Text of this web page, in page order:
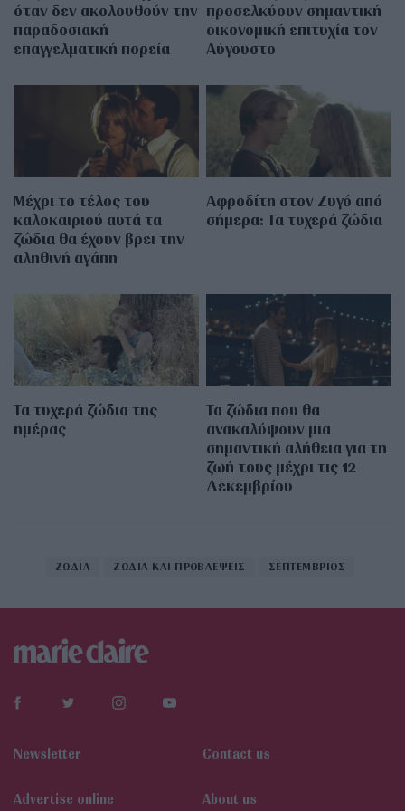
όταν δεν ακολουθούν την
παραδοσιακή
επαγγελματική πορεία
προσελκύουν σημαντική
οικονομική επιτυχία τον
Αύγουστο
Μέχρι το τέλος του
καλοκαιριού αυτά τα
ζώδια θα έχουν βρει την
αληθινή αγάπη
Αφροδίτη στον Ζυγό από
σήμερα: Τα τυχερά ζώδια
Τα τυχερά ζώδια της
ημέρας
Τα ζώδια που θα
ανακαλύψουν μια
σημαντική αλήθεια για τη
ζωή τους μέχρι τις 12
Δεκεμβρίου
ΖΩΔΙΑ ΖΩΔΙΑ ΚΑΙ ΠΡΟΒΛΕΨΕΙΣ ΣΕΠΤΕΜΒΡΙΟΣ
Newsletter Contact us
Αdvertise online About us